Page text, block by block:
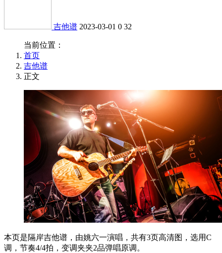
吉他谱 2023-03-01 0 32
当前位置：
首页
吉他谱
正文
本页是隔岸吉他谱，由姚六一演唱，共有3页高清图，选用C
调，节奏4/4拍，变调夹夹2品弹唱原调。